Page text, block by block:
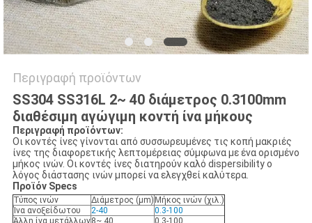
Περιγραφή προϊόντων
SS304 SS316L 2~ 40 διάμετρος 0.3100mm
διαθέσιμη αγώγιμη κοντή ίνα μήκους
Περιγραφή προϊόντων:
Οι κοντές ίνες γίνονται από συσσωρευμένες τις κοπή μακριές
ίνες της διαφορετικής λεπτομέρειας σύμφωνα με ένα ορισμένο
μήκος ινών. Οι κοντές ίνες διατηρούν καλό dispersibility ο
λόγος διάστασης ινών μπορεί να ελεγχθεί καλύτερα.
Προϊόν Specs
Τύπος ινών Διάμετρος (μm) Μήκος ινών (χιλ.)
Ίνα ανοξείδωτου
2-40
0.3-100